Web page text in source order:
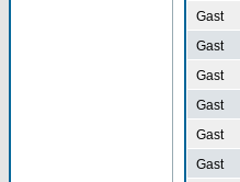
Gast
Gast
Gast
Gast
Gast
Gast